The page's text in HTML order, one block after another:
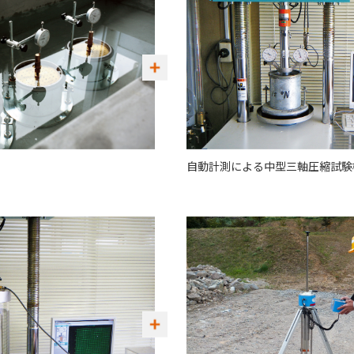
自動計測による中型三軸圧縮試